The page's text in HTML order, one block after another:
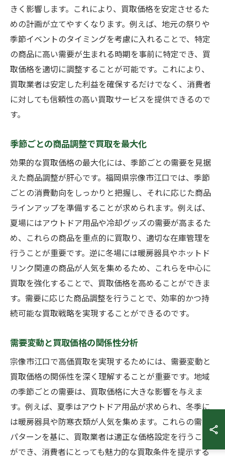
きく影響します。これにより、買取価格を安定させるた
めの計画が立てやすくなります。例えば、地元の祭りや
季節イベントのタイミングを考慮に入れることで、特定
の商品に高い需要が生まれる時期を事前に特定でき、買
取価格を適切に調整することが可能です。これにより、
買取業者は安定した利益を確保するだけでなく、消費者
に対しても信頼性の高い買取サービスを提供できるので
す。
季節ごとの商品調整で買取を最大化
効果的な買取価格の最大化には、季節ごとの需要を見据
えた商品調整が肝心です。福岡県宗像市江口では、季節
ごとの消費動向をしっかりと把握し、それに応じた商品
ラインアップを準備することが求められます。例えば、
夏場にはアウトドア用品や冷却グッズの需要が高まるた
め、これらの商品を重点的に買取り、適切な在庫管理を
行うことが重要です。逆に冬場には暖房器具やホットド
リンク関連の商品が人気を集めるため、これらを中心に
買取を強化することで、買取価格を高めることができま
す。需要に応じた商品調整を行うことで、効率的かつ持
続可能な買取戦略を実現することができるのです。
需要変動と買取価格の関係性分析
宗像市江口で高価買取を実現するためには、需要変動と
買取価格の関係性を深く理解することが重要です。地域
の季節ごとの需要は、買取価格に大きな影響を与えま
す。例えば、夏季はアウトドア用品が求められ、冬季に
は暖房器具や防寒衣類が人気を集めます。これらの需要
パターンを基に、買取業者は適正な価格設定を行うこと
ができ、消費者にとっても魅力的な買取条件を提示する